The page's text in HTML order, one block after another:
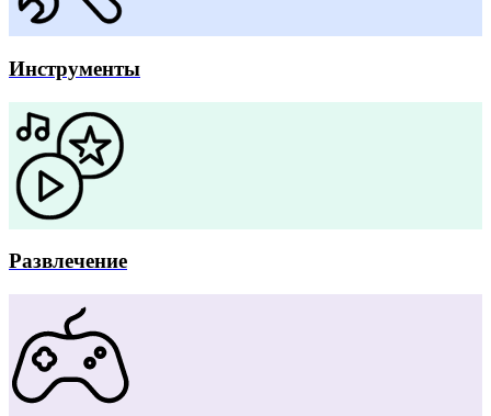
Инструменты
Развлечение